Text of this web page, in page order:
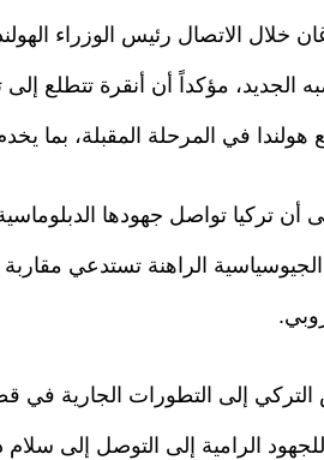
خلال الاتصال رئيس الوزراء
الجديد، مؤكداً أن أنقرة تتطلع إلى
هولندا في المرحلة المقبلة، بما
تركيا تواصل جهودها
الراهنة تستدعي
إلى التطورات الجارية في
للجهود الرامية إلى التوصل إلى